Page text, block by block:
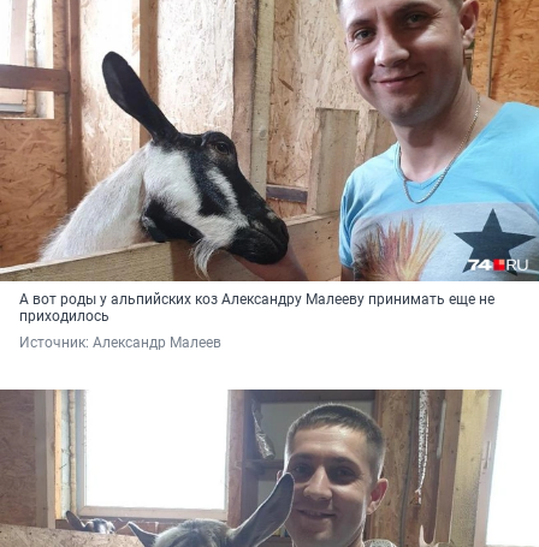
А вот роды у альпийских коз Александру Малееву принимать еще не
приходилось
Источник: Александр Малеев